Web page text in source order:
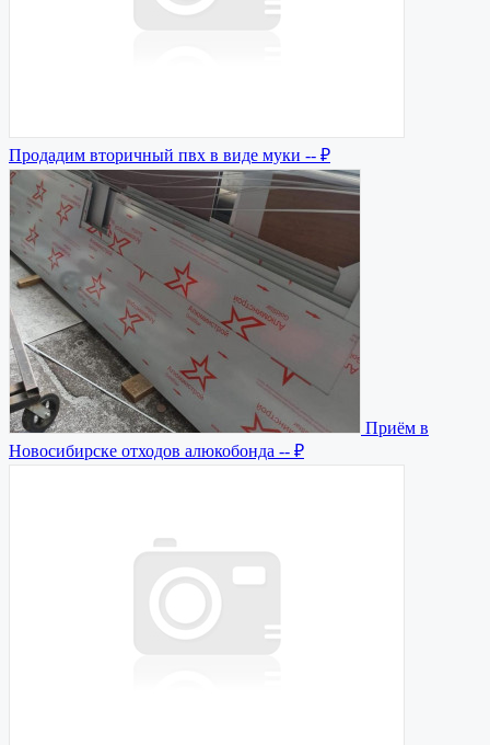
Продадим вторичный пвх в виде муки -- ₽
Приём в
Новосибирске отходов алюкобонда -- ₽